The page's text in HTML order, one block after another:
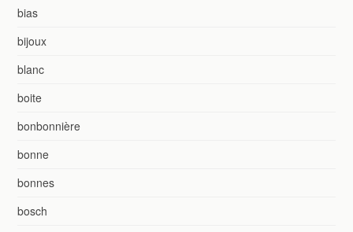
bias
bijoux
blanc
boite
bonbonnière
bonne
bonnes
bosch